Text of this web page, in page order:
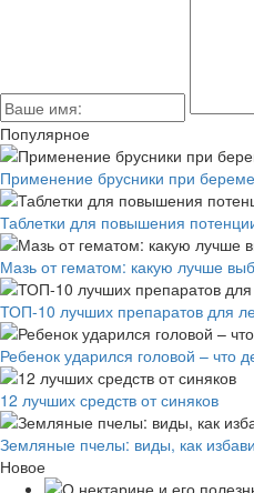
Популярное
Применение брусники при
Таблетки для повышения
Мазь от гематом: какую лучше
ТОП-10 лучших препаратов для
Ребенок ударился головой – что
12 лучших средств от синяков
Земляные пчелы: виды, как
Новое